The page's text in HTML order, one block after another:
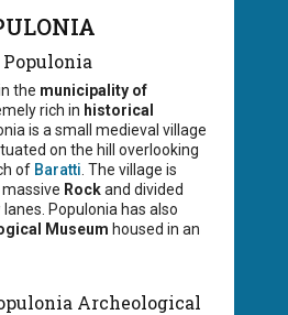
the municipality of
rich in historical
is a small medieval village
on the hill overlooking
of Baratti . The village is
Rockand divided
Populonia has also
Museum housed in an
Archeological